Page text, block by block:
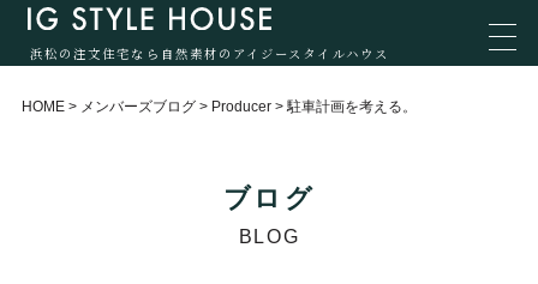
浜松の注文住宅なら自然素材のアイジースタイルハウス
HOME > メンバーズブログ > Producer >駐車計画を考える。
ブログ
BLOG